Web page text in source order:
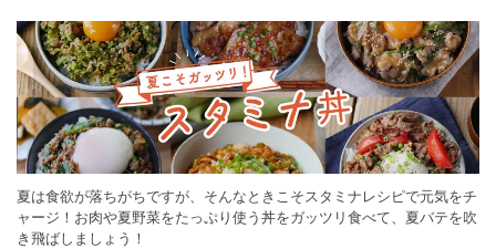
夏は食欲が落ちがちですが、そんなときこそスタミナレシピで元気をチ
ャージ！お肉や夏野菜をたっぷり使う丼をガッツリ食べて、夏バテを吹
き飛ばしましょう！